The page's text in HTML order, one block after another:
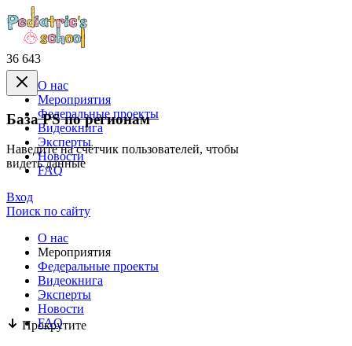
36 643
База PS по регионам
Наведите на счётчик пользователей, чтобы
видеть данные
Прокрутите
О нас
Mероприятия
Федеральные проекты
Видеокнига
Эксперты
Новости
FAQ
Вход
Поиск по сайту
О нас
Mероприятия
Федеральные проекты
Видеокнига
Эксперты
Новости
FAQ